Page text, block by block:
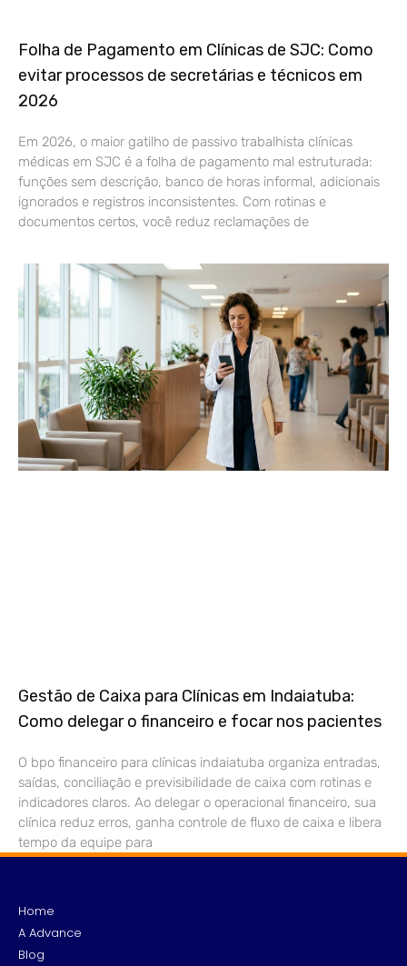
Folha de Pagamento em Clínicas de SJC: Como
evitar processos de secretárias e técnicos em
2026
Em 2026, o maior gatilho de passivo trabalhista clínicas
médicas em SJC é a folha de pagamento mal estruturada:
funções sem descrição, banco de horas informal, adicionais
ignorados e registros inconsistentes. Com rotinas e
documentos certos, você reduz reclamações de
Gestão de Caixa para Clínicas em Indaiatuba:
Como delegar o financeiro e focar nos pacientes
O bpo financeiro para clínicas indaiatuba organiza entradas,
saídas, conciliação e previsibilidade de caixa com rotinas e
indicadores claros. Ao delegar o operacional financeiro, sua
clínica reduz erros, ganha controle de fluxo de caixa e libera
tempo da equipe para
Home
A Advance
Blog